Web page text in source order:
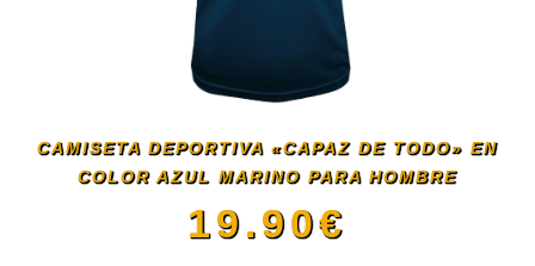
CAMISETA DEPORTIVA «CAPAZ DE TODO» EN
COLOR AZUL MARINO PARA HOMBRE
19.90€